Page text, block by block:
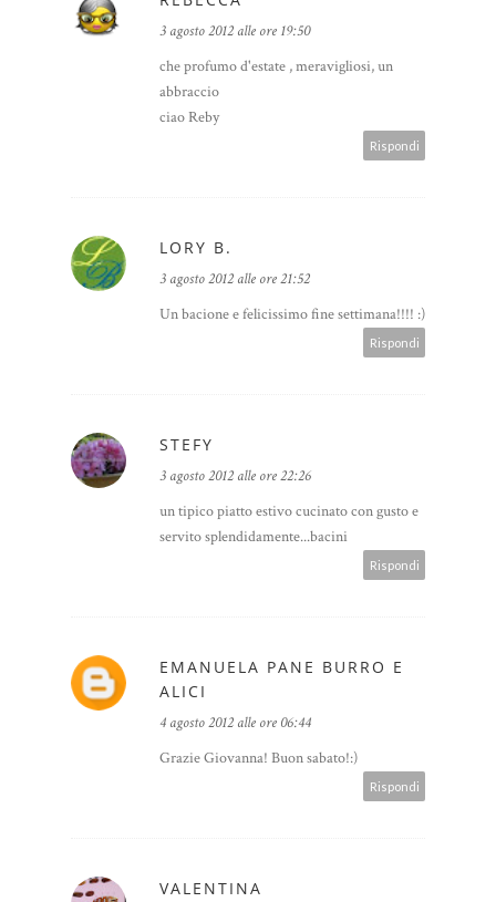
3 agosto 2012 alle ore 19:50
che profumo d'estate , meravigliosi, un
abbraccio
ciao Reby
Rispondi
LORY B.
3 agosto 2012 alle ore 21:52
Un bacione e felicissimo fine settimana!!!! :)
Rispondi
STEFY
3 agosto 2012 alle ore 22:26
un tipico piatto estivo cucinato con gusto e
servito splendidamente...bacini
Rispondi
EMANUELA PANE BURRO E
ALICI
4 agosto 2012 alle ore 06:44
Grazie Giovanna! Buon sabato!:)
Rispondi
VALENTINA